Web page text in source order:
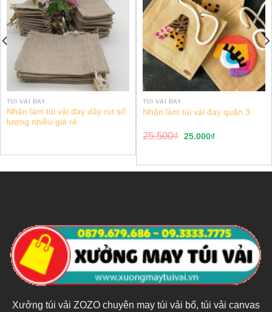
TÚI VẢI ĐAY
Nhận làm túi vải đay dây rút số
lượng nhiều giá rẻ
TÚI VẢI ĐAY
Nhận làm túi vải đay quận 3
25.500₫ 25.000₫
Xưởng túi vải ZOZO chuyên may túi vải bố, túi vải canvas